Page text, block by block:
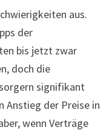
aus.
der
bis jetzt zwar
doch die
signifikant
Anstieg der Preise in
wenn Verträge